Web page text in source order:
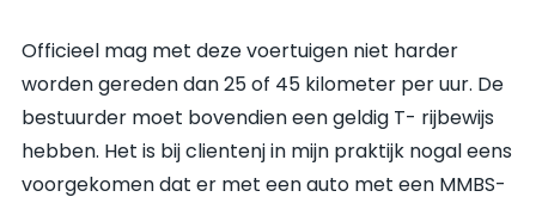
Officieel mag met deze voertuigen niet harder
worden gereden dan 25 of 45 kilometer per uur. De
bestuurder moet bovendien een geldig T- rijbewijs
hebben. Het is bij clientenj in mijn praktijk nogal eens
voorgekomen dat er met een auto met een MMBS-